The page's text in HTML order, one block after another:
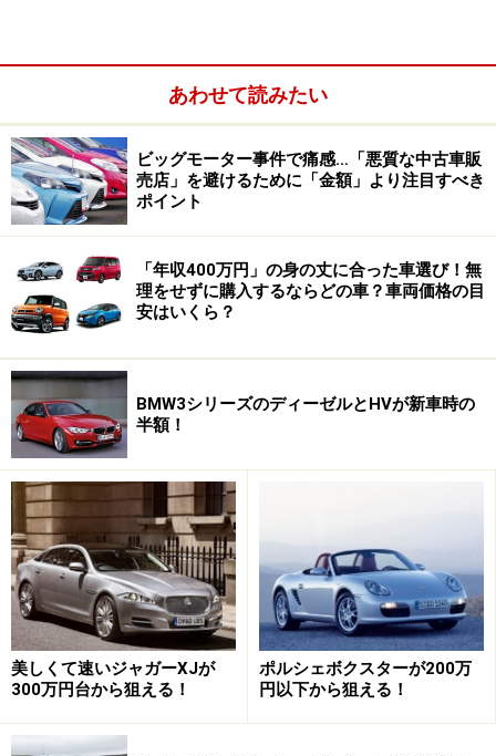
都内ひとり暮らしの人におすすめの3台
まずは都内ひとり暮らしのケースをシミュレーションし
月々の手取りが25万円の場合、家賃はその1／3以下とな
る8万円が理想。しかし車を購入するために居住エリア
を見直して6万円に抑えます。さらに他の支出も抑えて
「月々の支払額を2万円、駐車場代やガソリン代等を2万
円」を捻出すると設定としました。
月2万円の60回ローン（5年間）だとすると支払額は約
120万円。つまり車両本体価格と税金等諸費用を含む支
払総額が120万円の車を購入できることになります。
※ボーナス払いなしで、ローン金利が3％と仮定
あわせて読みたい
ビッグモーター事件で痛感…「悪質な中古車販
売店」を避けるために「金額」より注目すべき
ポイント
「年収400万円」の身の丈に合った車選び！無
理をせずに購入するならどの車？車両価格の目
安はいくら？
BMW3シリーズのディーゼルとHVが新車時の
半額！
美しくて速いジャガーXJが
300万円台から狙える！
ポルシェボクスターが200万
円以下から狙える！